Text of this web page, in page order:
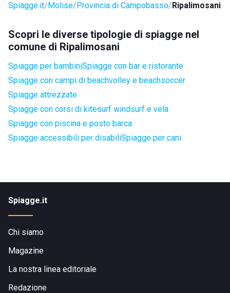
Spiagge.it Molise Provincia di Campobasso Ripalimosani
Scopri le diverse tipologie di spiagge nel
comune di Ripalimosani
Spiagge per bambiniSpiagge con bar e ristorante
Spiagge con campi di beachvolley e beachsoccer
Spiagge attrezzate
Spiagge con corsi di kitesurf windsurf e vela
Spiagge con piscina e posto barca
Spiagge accessibili per disabiliSpiagge per cani
Spiagge.it
Chi siamo
Magazine
La nostra linea editoriale
Redazione